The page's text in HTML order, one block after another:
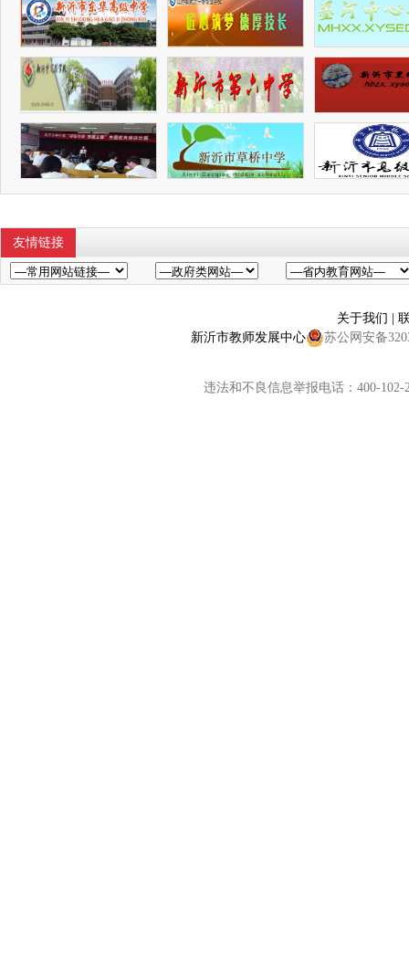
友情链接
关于我们 |
新沂市教师发展中心
苏公网安备
违法和不良信息举报电话：400-